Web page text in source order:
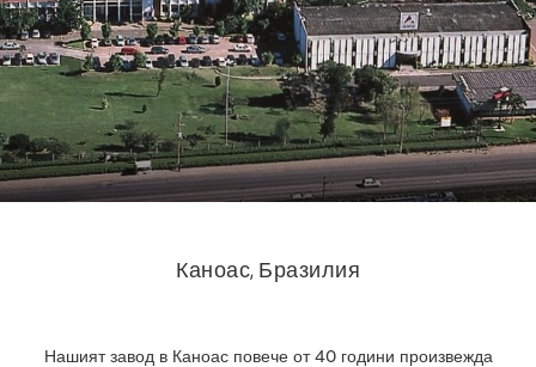
Каноас, Бразилия
Нашият завод в Каноас повече от 40 години произвежда